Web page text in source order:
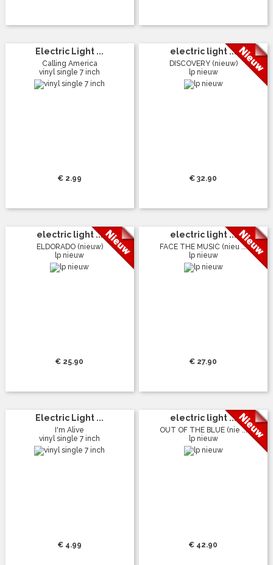
Electric Light ...
Calling America
vinyl single 7 inch
€ 2.99
electric light ...
DISCOVERY (nieuw)
lp nieuw
€ 32.90
electric light ...
ELDORADO (nieuw)
lp nieuw
€ 25.90
electric light ...
FACE THE MUSIC (nieu ...
lp nieuw
€ 27.90
Electric Light ...
I'm Alive
vinyl single 7 inch
€ 4.99
electric light ...
OUT OF THE BLUE (nie ...
lp nieuw
€ 42.90